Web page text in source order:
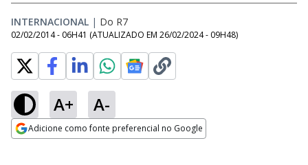
INTERNACIONAL | Do R7
02/02/2014 - 06H41 (ATUALIZADO EM 26/02/2024 - 09H48)
A+ A-
Adicione como fonte preferencial no Google